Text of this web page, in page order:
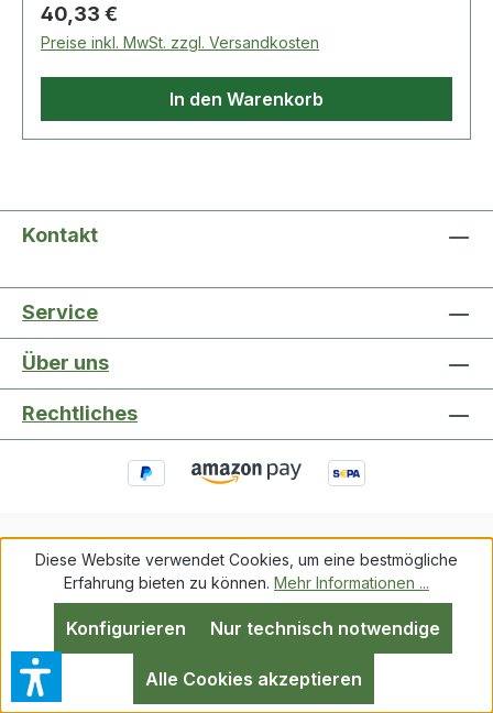
Regulärer Preis:
40,33 €
Preise inkl. MwSt. zzgl. Versandkosten
In den Warenkorb
Kontakt
Service
Über uns
Rechtliches
Service Über uns Rechtliches
Alle Preise inkl. gesetzl. Mehrwertsteuer zzgl.
Versandkostenund ggf. Nachnahmegebühren, wenn
nicht anders angegeben.
Diese Website verwendet Cookies, um eine bestmögliche
Erfahrung bieten zu können. Mehr Informationen ...
Nur technisch notwendige
Konfigurieren
Alle Cookies akzeptieren